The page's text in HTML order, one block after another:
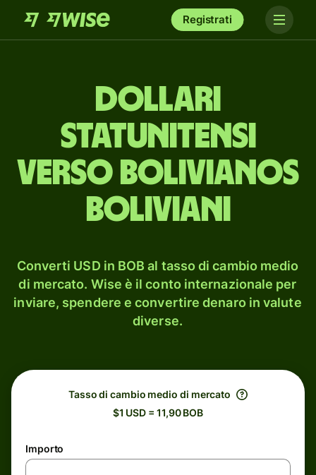
Registrati
dollari
statunitensi
verso bolivianos
boliviani
Converti USD in BOB al tasso di cambio medio
di mercato. Wise è il conto internazionale per
inviare, spendere e convertire denaro in valute
diverse.
Tasso di cambio medio di mercato
$1 USD = 11,90 BOB
Importo